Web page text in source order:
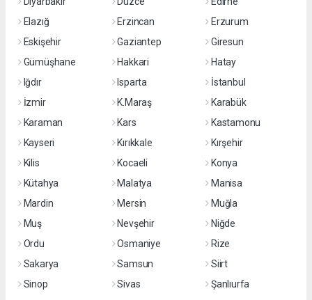
Elazığ
Erzincan
Erzurum
Eskişehir
Gaziantep
Giresun
Gümüşhane
Hakkari
Hatay
Iğdır
Isparta
İstanbul
İzmir
K.Maraş
Karabük
Karaman
Kars
Kastamonu
Kayseri
Kırıkkale
Kırşehir
Kilis
Kocaeli
Konya
Kütahya
Malatya
Manisa
Mardin
Mersin
Muğla
Muş
Nevşehir
Niğde
Ordu
Osmaniye
Rize
Sakarya
Samsun
Siirt
Sinop
Sivas
Şanlıurfa